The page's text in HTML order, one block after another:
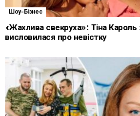
Шоу-Бізнес
«Жахлива свекруха»: Тіна
висловилася про невістку